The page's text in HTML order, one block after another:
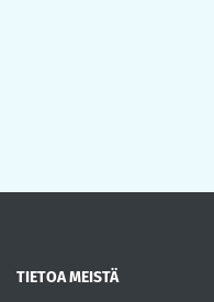
TIETOA MEISTÄ